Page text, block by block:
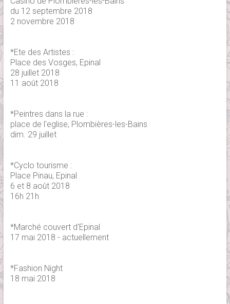
du 12 septembre 2018
2 novembre 2018
*Ete des Artistes :
Place des Vosges, Epinal
28 juillet 2018
11 août 2018
*Peintres dans la rue :
place de l'eglise, Plombières-les-Bains
dim. 29 juillet
*Cyclo tourisme :
Place Pinau, Epinal
6 et 8 août 2018
16h 21h
*Marché couvert d'Epinal
17 mai 2018 - actuellement
*Fashion Night
18 mai 2018